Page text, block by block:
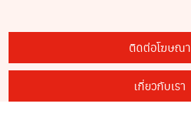
ติดต่อโฆษณา
เกี่ยวกับเรา